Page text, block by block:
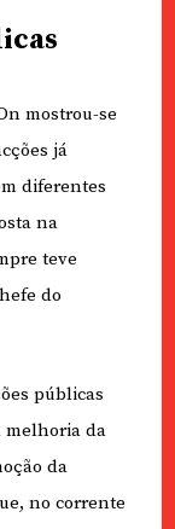
mostrou-se
já
diferentes
na
teve
do
públicas
melhoria da
da
no corrente